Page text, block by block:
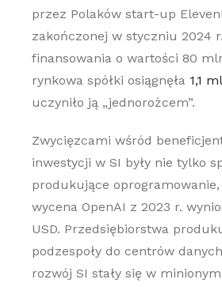
przez Polaków start-up
zakończonej w styczniu 2024
finansowania o wartości 80
rynkowa spółki osiągnęła 1,1
uczyniło ją „jednorożcem”.
Zwycięzcami wśród
inwestycji w SI były nie tylko
produkujące
wycena OpenAI z 2023 r.
USD. Przedsiębiorstwa
podzespoły do centrów
rozwój SI stały się w